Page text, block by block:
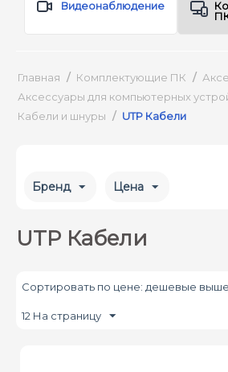
Видеонаблюдение
Главная / Комплектующие ПК /
Аксессуары для компьютерных
Кабели и шнуры / UTP Кабели
Бренд Цена
UTP Кабели
Сортировать по цене: дешевые выше
12 На страницу